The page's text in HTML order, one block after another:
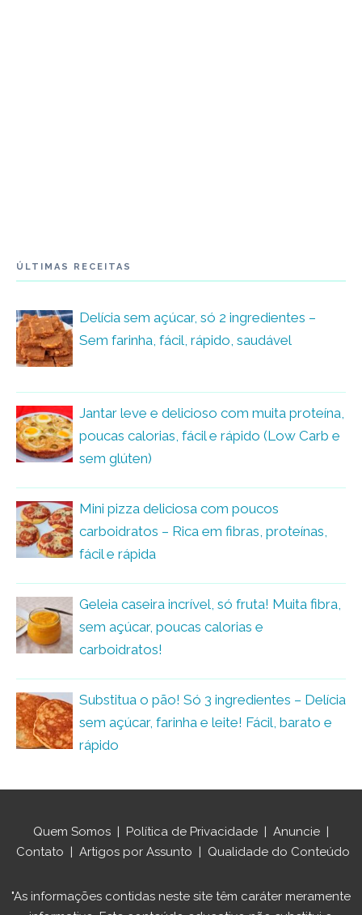
ÚLTIMAS RECEITAS
Delícia sem açúcar, só 2 ingredientes –
Sem farinha, fácil, rápido, saudável
Jantar leve e delicioso com muita proteína,
poucas calorias, fácil e rápido (Low Carb e
sem glúten)
Mini pizza deliciosa com poucos
carboidratos – Rica em fibras, proteínas,
fácil e rápida
Geleia caseira incrível, só fruta! Muita fibra,
sem açúcar, poucas calorias e
carboidratos!
Substitua o pão! Só 3 ingredientes – Delícia
sem açúcar, farinha e leite! Fácil, barato e
rápido
Quem Somos | Política de Privacidade | Anuncie |
Contato | Artigos por Assunto | Qualidade do Conteúdo
"As informações contidas neste site têm caráter meramente